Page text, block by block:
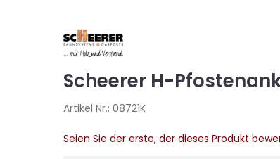
Scheerer H-
Artikel Nr.: 08721K
Seien Sie der erste, der dieses Produkt